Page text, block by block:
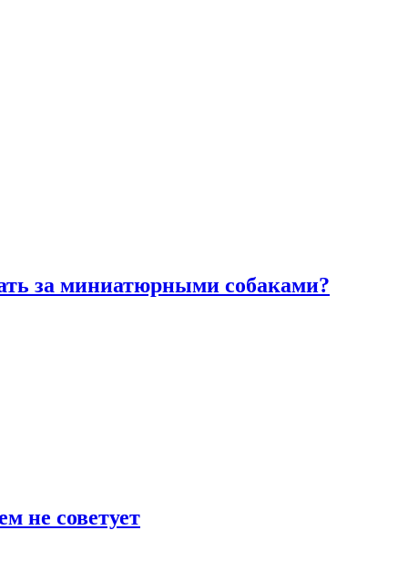
за миниатюрными собаками?
не советует